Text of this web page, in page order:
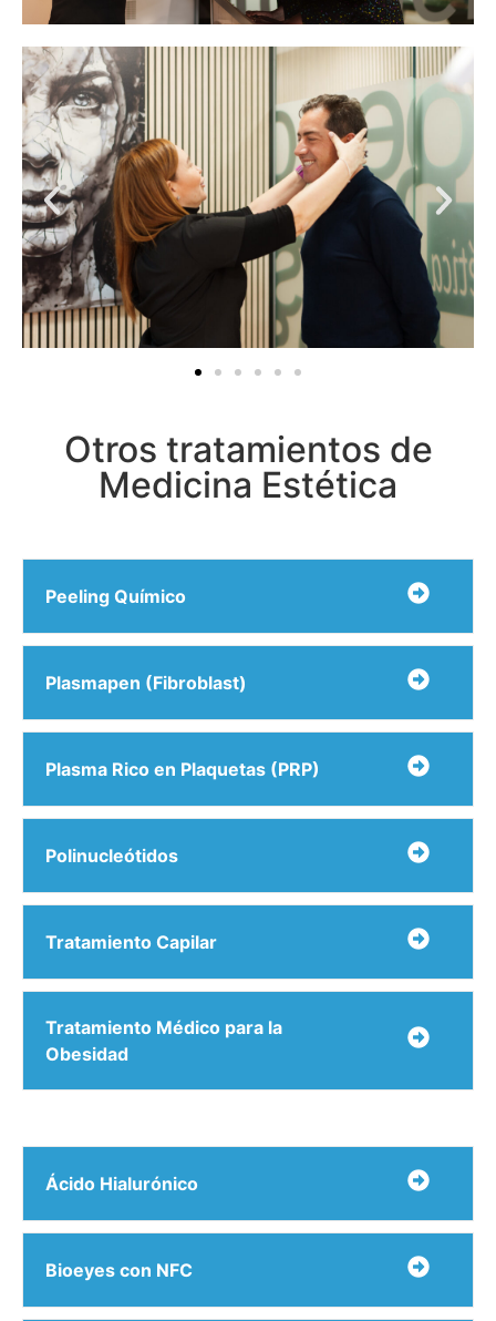
Otros tratamientos de
Medicina Estética
Ácido Hialurónico
Bioeyes con NFC
Peeling Químico
Plasmapen (Fibroblast)
Plasma Rico en Plaquetas (PRP)
Polinucleótidos
Tratamiento Capilar
Tratamiento Médico para la
Obesidad